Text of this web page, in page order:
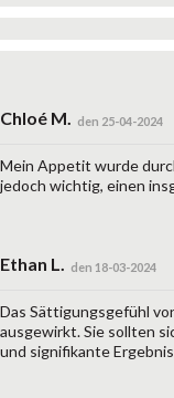
Chloé M. den 25-04-2024
Mein Appetit wurde
jedoch wichtig, einen
Ethan L. den 18-03-2024
Das Sättigungsgefühl
ausgewirkt. Sie sollten
und signifikante